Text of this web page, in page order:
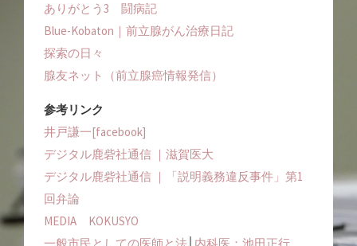
ありがとう3 闘病記
Blue-Kobaton｜前立腺がん治療日記
探索の日々
腺友ネット（前立腺癌情報発信）
参考リンク
井戸謙一[facebook]
デジタル鹿砦社通信 ｜滋賀医大
デジタル鹿砦社通信 ｜「説明義務違反事件」第1
回弁論
MEDIA KOKUSYO